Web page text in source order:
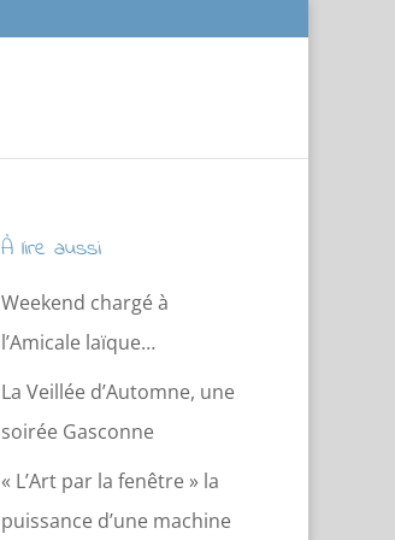
À lire aussi
Weekend chargé à
l’Amicale laïque…
La Veillée d’Automne, une
soirée Gasconne
« L’Art par la fenêtre » la
puissance d’une machine